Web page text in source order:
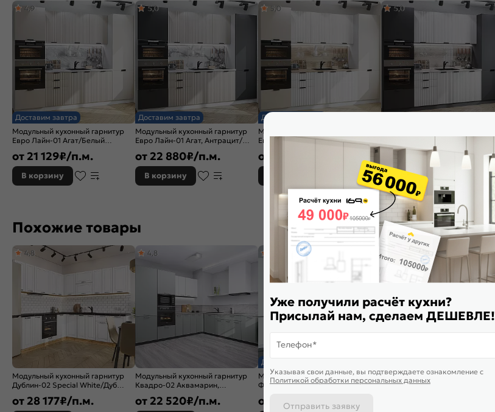
Коллекция:
Евро Лайн
Расположение:
Угловые
Толщина столешницы, мм:
27
Доставим завтра
Модульный кухонный гарнитур
Евро Лайн-01 Агат/Белый
4,9
от 21 129₽/п.м.
В корзину
Доставим завтра
Модульный кухонный гарнитур
Евро Лайн-01 Агат, Антрацит/
Белый 2140x2800x600
5,0
от 22 880₽/п.м.
В корзину
Доставим завтра
Модульный кухонный гарнитур
Евро Лайн-01 Белый/Белый
5,0
от
Белый/Graphite 2140x2800x600
5,0
27 616₽/п.м.
В корзину
Похожие товары
Модульный кухонный гарнитур
Дублин-02 Special White/Дуб
Вотан 2140x2200/2400x600
4,8
от 28 177₽/п.м.
Модульный кухонный гарнитур
Квадро-02 Аквамарин,
2140x2400/2150x600
4,8
от 22 520₽/п.м.
Доставим завтра
Модульный кухонный гарнитур
Фьюжн-02 Angel/Белый
от 19 823
Модульный кухонный гарнитур
Фьюжн-08 Silky White/Белый
Уже получили расчёт кухни?
Присылай нам, сделаем ДЕШЕВЛЕ!
Телефон*
Указывая свои данные, вы подтверждаете ознакомление c
Политикой обработки персональных данных
Отправить заявку